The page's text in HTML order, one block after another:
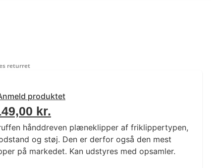
returret
produktet
kr.
hånddreven plæneklipper af friklippertypen,
og støj. Den er derfor også den mest
på markedet. Kan udstyres med opsamler.